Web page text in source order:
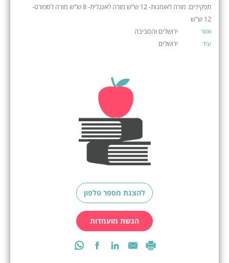
תפקידים: מורה לאומנות- 12 ש"ש מורה לאנגלית- 8 ש"ש מורה לספורט-
12 ש"ש
אזור
ירושלים והסביבה
עיר
ירושלים
להצגת מספר טלפון
הגשת מועמדות